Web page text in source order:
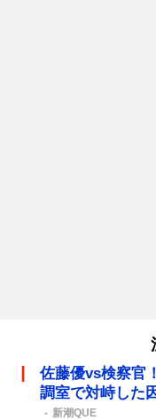
佐藤優vs検察官
調室で対峙した
新潮QUE